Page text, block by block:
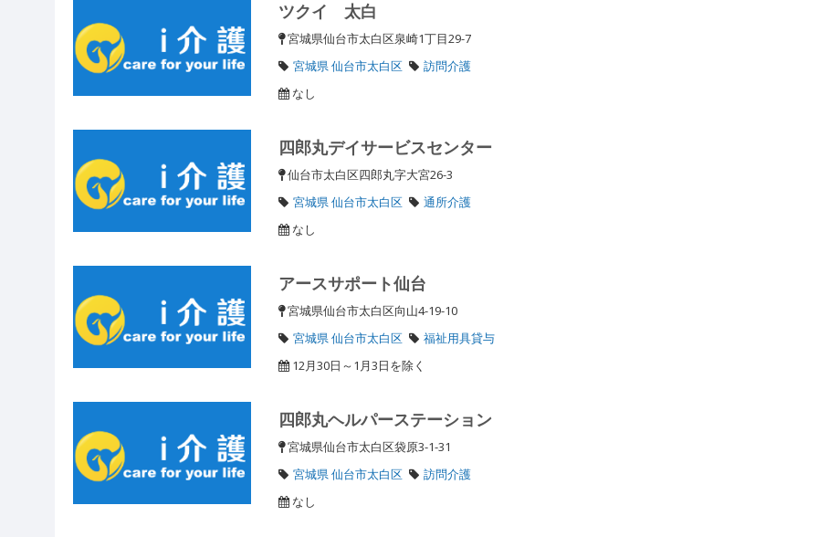
ツクイ 太白
宮城県仙台市太白区泉崎1丁目29-7
宮城県 仙台市太白区
訪問介護
なし
四郎丸デイサービスセンター
仙台市太白区四郎丸字大宮26-3
宮城県 仙台市太白区
通所介護
なし
アースサポート仙台
宮城県仙台市太白区向山4-19-10
宮城県 仙台市太白区
福祉用具貸与
12月30日～1月3日を除く
四郎丸ヘルパーステーション
宮城県仙台市太白区袋原3-1-31
宮城県 仙台市太白区
訪問介護
なし